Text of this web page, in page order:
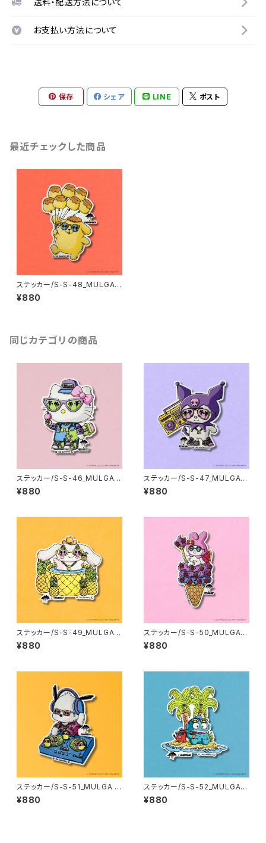
お支払い方法について
保存 シェア LINE ポスト
最近チェックした商品
ステッカー/S-S-48_MULGA x
SANRIO CHARACTERS_Po
mpompurin
¥880
同じカテゴリの商品
ステッカー/S-S-46_MULGA x
SANRIO CHARACTERS_Hell
o Kitty
¥880
ステッカー/S-S-47_MULGA x
SANRIO CHARACTERS_Kur
omi
¥880
ステッカー/S-S-49_MULGA x
SANRIO CHARACTERS_Cin
namoroll
¥880
ステッカー/S-S-50_MULGA x
SANRIO CHARACTERS_My
Melody
¥880
ステッカー/S-S-51_MULGA x
SANRIO CHARACTERS_Poc
hacco
¥880
ステッカー/S-S-52_MULGA x
SANRIO CHARACTERS_Han
gyodon
¥880